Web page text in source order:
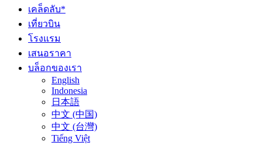
เคล็ดลับ*
เที่ยวบิน
โรงแรม
เสนอราคา
บล็อกของเรา
English
Indonesia
日本語
中文 (中国)
中文 (台灣)
Tiếng Việt